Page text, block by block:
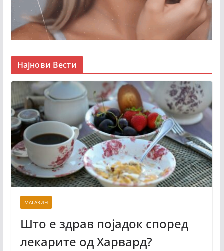
Најнови Вести
МАГАЗИН
Што е здрав појадок според
лекарите од Харвард?